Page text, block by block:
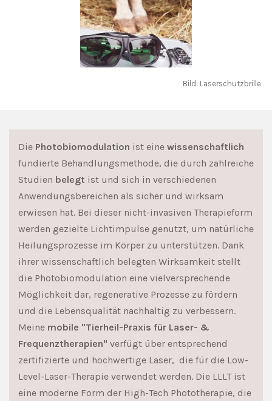
Bild: Laserschutzbrille
Die Photobiomodulation ist eine wissenschaftlich
fundierte Behandlungsmethode, die durch zahlreiche
Studien belegt ist und sich in verschiedenen
Anwendungsbereichen als sicher und wirksam
erwiesen hat. Bei dieser nicht-invasiven Therapieform
werden gezielte Lichtimpulse genutzt, um natürliche
Heilungsprozesse im Körper zu unterstützen. Dank
ihrer wissenschaftlich belegten Wirksamkeit stellt
die Photobiomodulation eine vielversprechende
Möglichkeit dar, regenerative Prozesse zu fördern
und die Lebensqualität nachhaltig zu verbessern.
Meine mobile "Tierheil-Praxis für Laser- &
Frequenztherapien" verfügt über entsprechend
zertifizierte und hochwertige Laser, die für die Low-
Level-Laser-Therapie verwendet werden. Die LLLT ist
eine moderne Form der High-Tech Phototherapie, die